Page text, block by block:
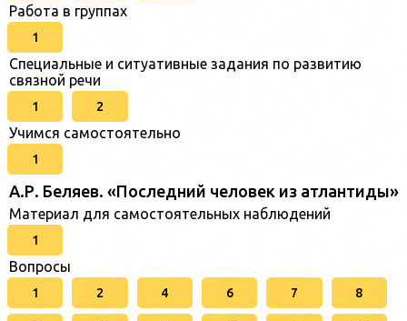
Работа в группах
1
Специальные и ситуативные задания по развитию
связной речи
1 2
Учимся самостоятельно
1
А.Р. Беляев. «Последний человек из атлантиды»
Материал для самостоятельных наблюдений
1
Вопросы
1 2 4 6 7 8